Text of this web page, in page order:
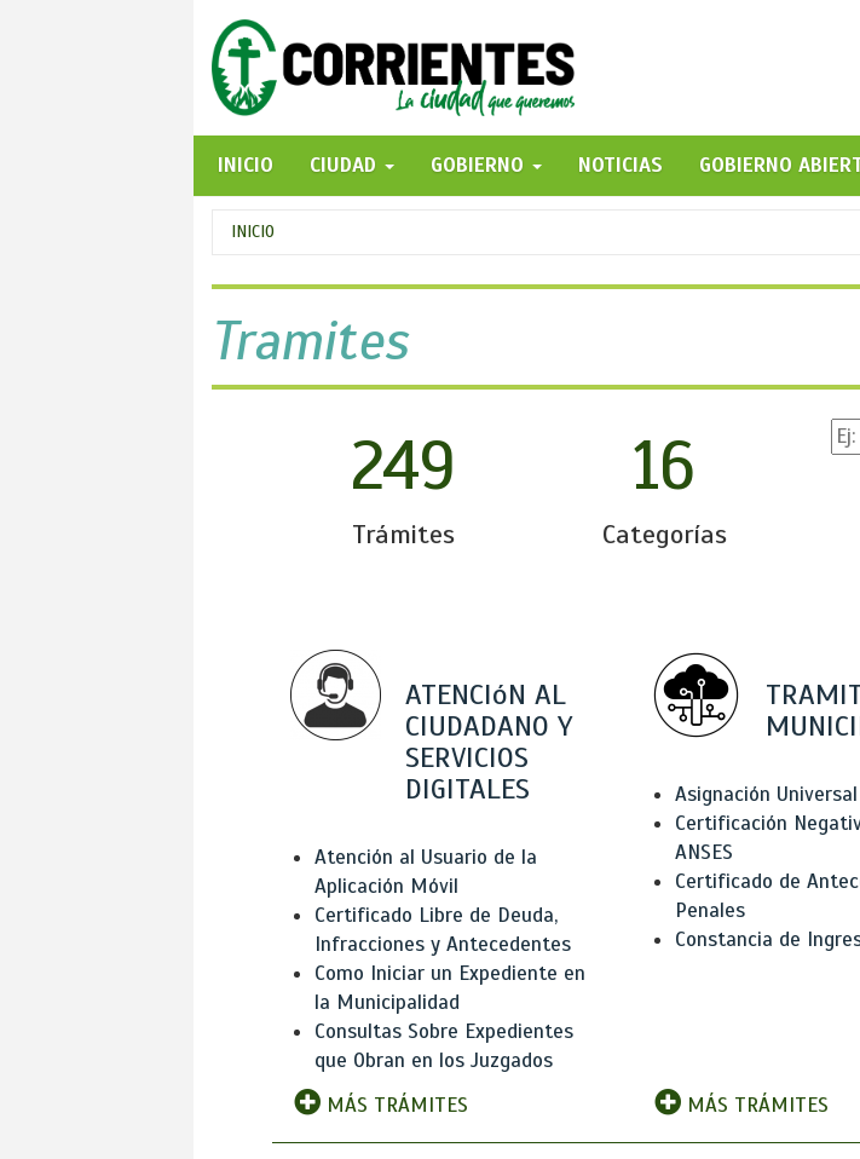
INICIO
CIUDAD GOBIERNO NOTICIAS GOBIERNO
Se
encuentra
usted
aquí
INICIO
Tramites
249
Trámites
16
Categorías
ATENCIóN AL
CIUDADANO Y
SERVICIOS
DIGITALES
Atención al Usuario de la
Aplicación Móvil
Certificado Libre de Deuda,
Infracciones y Antecedentes
Como Iniciar un Expediente en
la Municipalidad
Consultas Sobre Expedientes
que Obran en los Juzgados
MÁS TRÁMITES
Asignación
Certificación
ANSES
Certificado de
Penales
Constancia de
MÁS TRÁMITES